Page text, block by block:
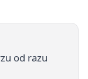
od razu